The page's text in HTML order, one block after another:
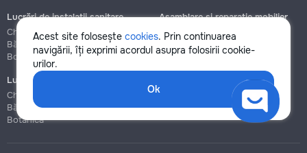
Acest site folosește cookies. Prin continuarea
navigării, îți exprimi acordul asupra folosirii cookie-
urilor.
Ok
Lucrări de instalații sanitare
Chișinău
Bălți
Botanica
Asamblare și reparație mobilier
Chișinău
Botanica
Lucrări de construcție și instalare
Chișinău
Bălți
Botanica